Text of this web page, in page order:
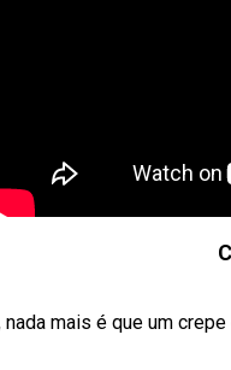
mais é que um